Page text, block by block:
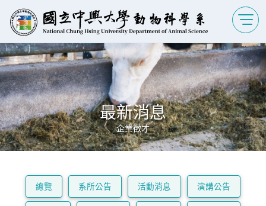
最新消息
企業徵才
總覽 系所公告 活動消息 演講公告